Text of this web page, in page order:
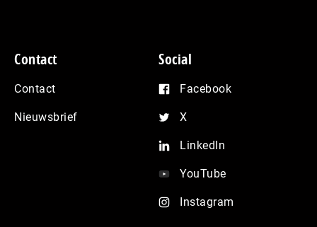
Contact
Contact
Nieuwsbrief
Social
Facebook
X
LinkedIn
YouTube
Instagram